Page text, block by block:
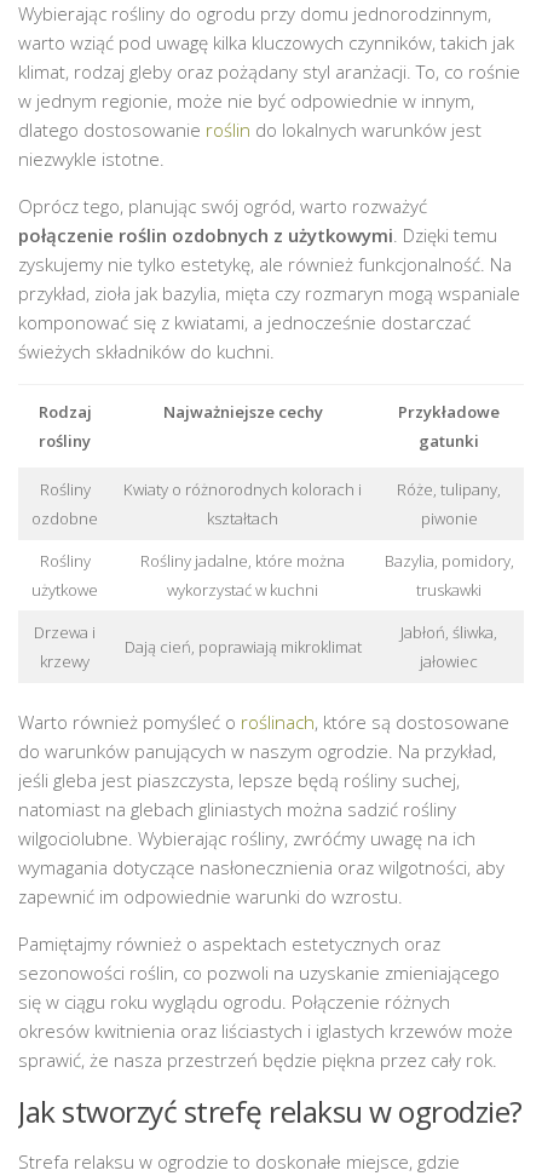
Wybierając rośliny do ogrodu przy domu jednorodzinnym,
warto wziąć pod uwagę kilka kluczowych czynników, takich jak
klimat, rodzaj gleby oraz pożądany styl aranżacji. To, co rośnie
w jednym regionie, może nie być odpowiednie w innym,
dlatego dostosowanie roślin do lokalnych warunków jest
niezwykle istotne.
Oprócz tego, planując swój ogród, warto rozważyć
połączenie roślin ozdobnych z użytkowymi. Dzięki temu
zyskujemy nie tylko estetykę, ale również funkcjonalność. Na
przykład, zioła jak bazylia, mięta czy rozmaryn mogą wspaniale
komponować się z kwiatami, a jednocześnie dostarczać
świeżych składników do kuchni.
Rodzaj
rośliny
Najważniejsze cechy
Przykładowe
gatunki
Rośliny
ozdobne
Kwiaty o różnorodnych kolorach i
kształtach
Róże, tulipany,
piwonie
Rośliny
użytkowe
Rośliny jadalne, które można
wykorzystać w kuchni
Bazylia, pomidory,
truskawki
Drzewa i
krzewy
Dają cień, poprawiają mikroklimat
Jabłoń, śliwka,
jałowiec
Warto również pomyśleć o roślinach, które są dostosowane
do warunków panujących w naszym ogrodzie. Na przykład,
jeśli gleba jest piaszczysta, lepsze będą rośliny suchej,
natomiast na glebach gliniastych można sadzić rośliny
wilgociolubne. Wybierając rośliny, zwróćmy uwagę na ich
wymagania dotyczące nasłonecznienia oraz wilgotności, aby
zapewnić im odpowiednie warunki do wzrostu.
Pamiętajmy również o aspektach estetycznych oraz
sezonowości roślin, co pozwoli na uzyskanie zmieniającego
się w ciągu roku wyglądu ogrodu. Połączenie różnych
okresów kwitnienia oraz liściastych i iglastych krzewów może
sprawić, że nasza przestrzeń będzie piękna przez cały rok.
Jak stworzyć strefę relaksu w ogrodzie?
Strefa relaksu w ogrodzie to doskonałe miejsce, gdzie